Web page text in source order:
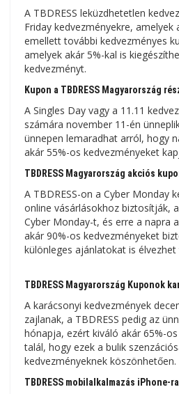
A TBDRESS leküzdhetetlen
Friday kedvezményekre, amelyek
emellett további kedvezményes
amelyek akár 5%-kal is
kedvezményt.
Kupon a TBDRESS Magyarország
A Singles Day vagy a 11.11
számára november 11-én
ünnepen lemaradhat arról, hogy
akár 55%-os kedvezményeket
TBDRESS Magyarország akciós
A TBDRESS-on a Cyber ​​​​Monday
online vásárlásokhoz biztosítják,
Cyber ​​​​Monday-t, és erre a napra
akár 90%-os kedvezményeket
különleges ajánlatokat is élvezhet
TBDRESS Magyarország Kuponok
A karácsonyi kedvezmények
zajlanak, a TBDRESS pedig az
hónapja, ezért kiváló akár 65%-
talál, hogy ezek a bulik
kedvezményeknek köszönhetően.
TBDRESS mobilalkalmazás iPhone-